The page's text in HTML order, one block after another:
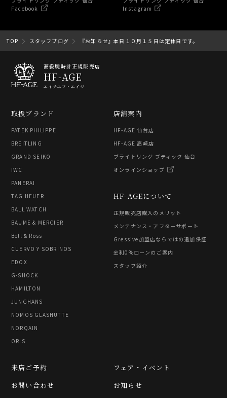
Facebook
Instagram
TOP スタッフブログ 『お知らせ』本日１０月１５日は定休日です。
高級腕時計正規販売店
HF-AGE
エイチエフ・エイジ
取扱ブランド
PATEK PHILIPPE
BREITLING
GRAND SEIKO
IWC
PANERAI
TAG HEUER
BALL WATCH
BAUME & MERCIER
Bell & Ross
CUERVO Y SOBRINOS
EDOX
G-SHOCK
HAMILTON
JUNGHANS
NOMOS GLASHÜTTE
NORQAIN
ORIS
HF-AGEについて
正規販売店購入のメリット
メンテナンス・アフターサポート
Gressive加盟店ならではの追加保証
金利0%ローンのご案内
スタッフ紹介
店舗案内
HF-AGE 仙台店
HF-AGE 高崎店
ブライトリング ブティック 仙台
オンラインショップ
フェア・イベント
お知らせ
来店ご予約
お問い合わせ